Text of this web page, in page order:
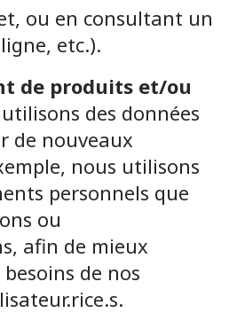
ou en consultant un
etc.).
de produits et/ou
des données
de nouveaux
nous utilisons
personnels que
ou
afin de mieux
de nos